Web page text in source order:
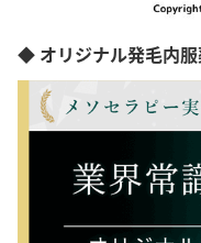
◆ オリジナル発毛内